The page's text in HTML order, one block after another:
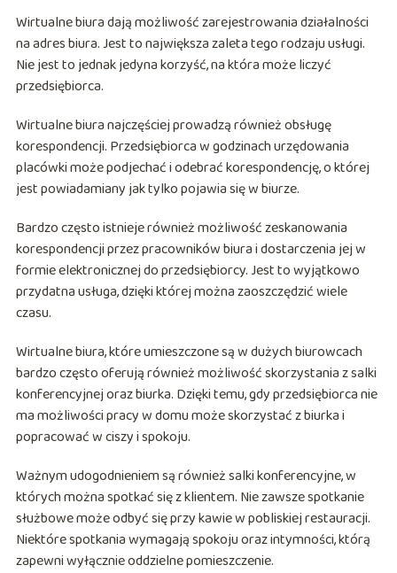
Wirtualne biura dają możliwość zarejestrowania działalności
na adres biura. Jest to największa zaleta tego rodzaju usługi.
Nie jest to jednak jedyna korzyść, na która może liczyć
przedsiębiorca.
Wirtualne biura najczęściej prowadzą również obsługę
korespondencji. Przedsiębiorca w godzinach urzędowania
placówki może podjechać i odebrać korespondencję, o której
jest powiadamiany jak tylko pojawia się w biurze.
Bardzo często istnieje również możliwość zeskanowania
korespondencji przez pracowników biura i dostarczenia jej w
formie elektronicznej do przedsiębiorcy. Jest to wyjątkowo
przydatna usługa, dzięki której można zaoszczędzić wiele
czasu.
Wirtualne biura, które umieszczone są w dużych biurowcach
bardzo często oferują również możliwość skorzystania z salki
konferencyjnej oraz biurka. Dzięki temu, gdy przedsiębiorca nie
ma możliwości pracy w domu może skorzystać z biurka i
popracować w ciszy i spokoju.
Ważnym udogodnieniem są również salki konferencyjne, w
których można spotkać się z klientem. Nie zawsze spotkanie
służbowe może odbyć się przy kawie w pobliskiej restauracji.
Niektóre spotkania wymagają spokoju oraz intymności, którą
zapewni wyłącznie oddzielne pomieszczenie.